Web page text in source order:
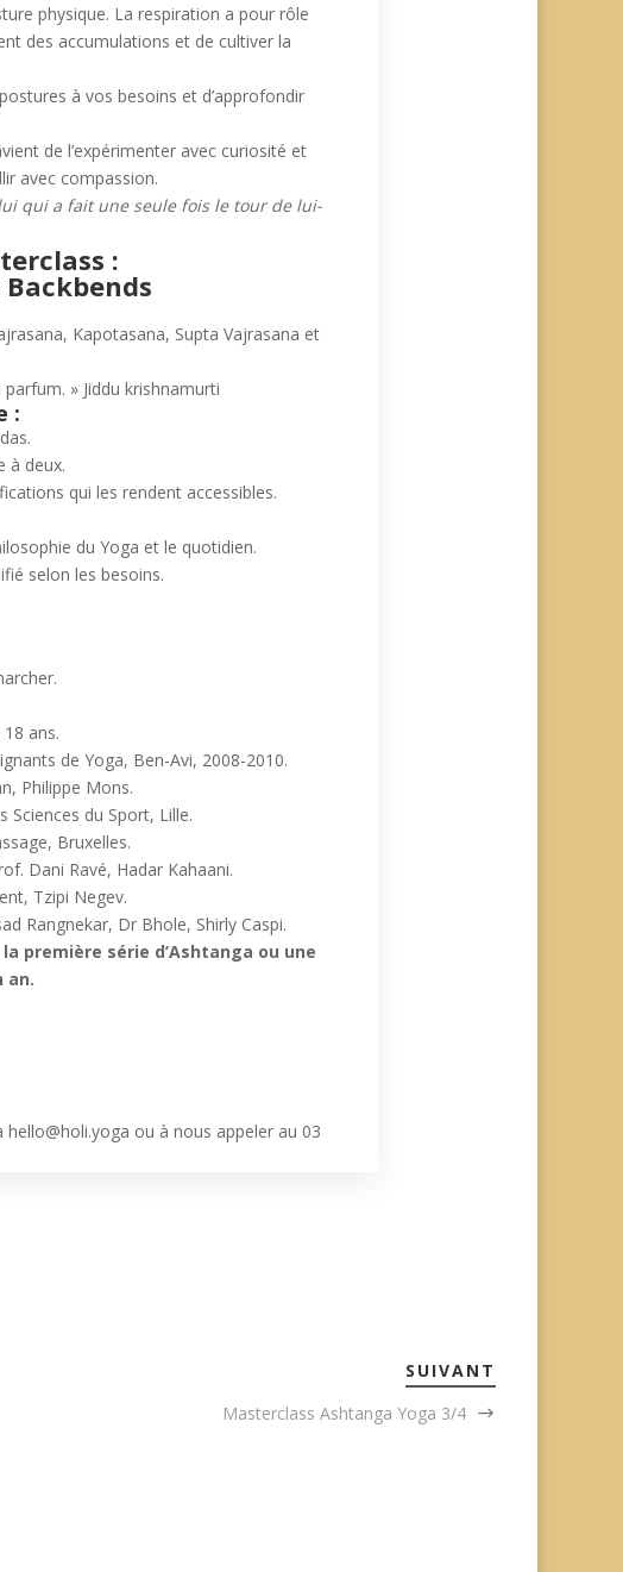
physique. La respiration a pour rôle
des accumulations et de cultiver la
à vos besoins et d’approfondir
de l’expérimenter avec curiosité et
avec compassion.
qui a fait une seule fois le tour de lui-
:
Kapotasana, Supta Vajrasana et
» Jiddu krishnamurti
:
à deux.
qui les rendent accessibles.
du Yoga et le quotidien.
selon les besoins.
ans.
de Yoga, Ben-Avi, 2008-2010.
Philippe Mons.
Sciences du Sport, Lille.
Bruxelles.
Dani Ravé, Hadar Kahaani.
Tzipi Negev.
Rangnekar, Dr Bhole, Shirly Caspi.
première série d’Ashtanga ou une
an.
ou à nous appeler au 03
SUIVANT
Masterclass Ashtanga Yoga 3/4